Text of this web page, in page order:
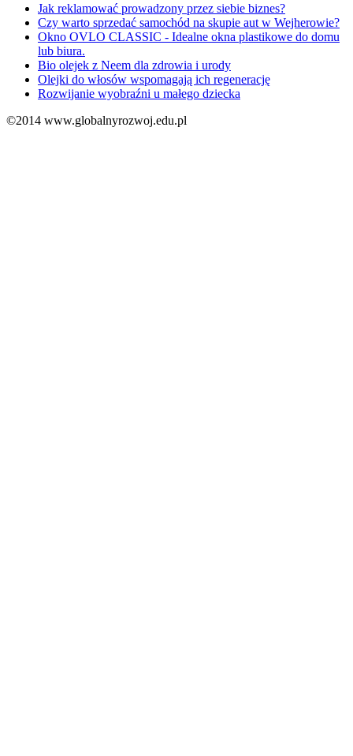
Jak reklamować prowadzony przez siebie biznes?
Czy warto sprzedać samochód na skupie aut w Wejherowie?
Okno OVLO CLASSIC - Idealne okna plastikowe do domu
lub biura.
Bio olejek z Neem dla zdrowia i urody
Olejki do włosów wspomagają ich regenerację
Rozwijanie wyobraźni u małego dziecka
©2014 www.globalnyrozwoj.edu.pl